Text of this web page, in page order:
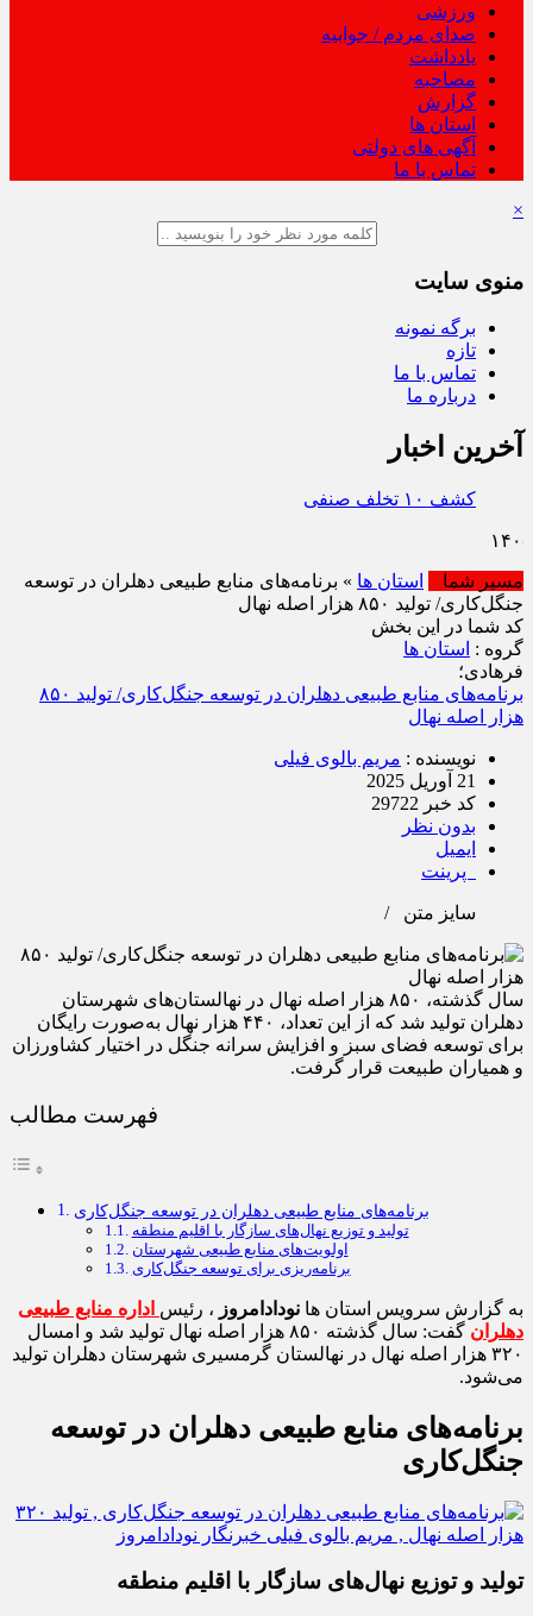
ورزشی
صدای مردم / جوابیه
یادداشت
مصاحبه
گزارش
استان ها
آگهی های دولتی
تماس با ما
×
منوی سایت
برگه نمونه
تازه
تماس با ما
درباره ما
آخرین اخبار
کشف ۱۰ تخلف صنفی در گشت مشترک نظارت بر بازار خ
مسیر شما استان ها » برنامه‌های منابع طبیعی دهلران در توسعه
جنگل‌کاری/ تولید ۸۵۰ هزار اصله نهال
کد شما در این بخش
گروه : استان ها
فرهادی؛
برنامه‌های منابع طبیعی دهلران در توسعه جنگل‌کاری/ تولید ۸۵۰
هزار اصله نهال
نویسنده : مریم بالوی فیلی
21 آوریل 2025
کد خبر 29722
بدون نظر
ایمیل
پرینت
سایز متن /
سال گذشته، ۸۵۰ هزار اصله نهال در نهالستان‌های شهرستان
دهلران تولید شد که از این تعداد، ۴۴۰ هزار نهال به‌صورت رایگان
برای توسعه فضای سبز و افزایش سرانه جنگل در اختیار کشاورزان
و همیاران طبیعت قرار گرفت.
فهرست مطالب
برنامه‌های منابع طبیعی دهلران در توسعه جنگل‌کاری
تولید و توزیع نهال‌های سازگار با اقلیم منطقه
اولویت‌های منابع طبیعی شهرستان
برنامه‌ریزی برای توسعه جنگل‌کاری
به گزارش سرویس استان ها نودادامروز ، رئیس اداره منابع طبیعی
دهلران
گفت: سال گذشته ۸۵۰ هزار اصله نهال تولید شد و امسال
۳۲۰ هزار اصله نهال در نهالستان گرمسیری شهرستان دهلران تولید
می‌شود.
برنامه‌های منابع طبیعی دهلران در توسعه
جنگل‌کاری
تولید و توزیع نهال‌های سازگار با اقلیم منطقه